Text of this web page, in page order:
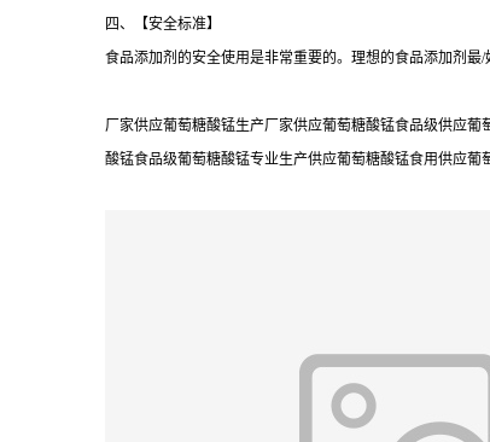
四、【安全标准】
食品添加剂的安全使用是非常重要的。理想的食品添加剂
厂家供应葡萄糖酸锰生产厂家供应葡萄糖酸锰食品级供应
酸锰食品级葡萄糖酸锰专业生产供应葡萄糖酸锰食用供应